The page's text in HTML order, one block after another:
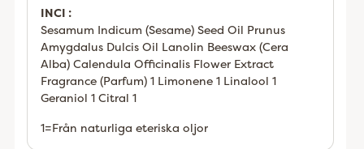
INCI :
Sesamum Indicum (Sesame) Seed Oil Prunus
Amygdalus Dulcis Oil Lanolin Beeswax (Cera
Alba) Calendula Officinalis Flower Extract
Fragrance (Parfum) 1 Limonene 1 Linalool 1
Geraniol 1 Citral 1
1=Från naturliga eteriska oljor